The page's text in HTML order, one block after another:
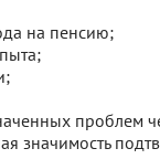
на пенсию;
проблем
значимость